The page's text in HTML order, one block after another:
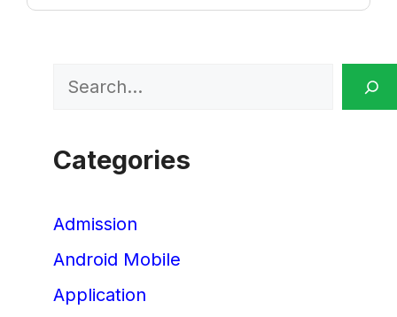
Search
Categories
Admission
Android Mobile
Application